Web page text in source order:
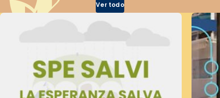
Ver todo